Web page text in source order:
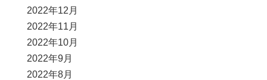
2022年12月
2022年11月
2022年10月
2022年9月
2022年8月